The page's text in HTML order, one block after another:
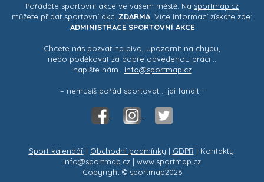
Pořádáte sportovní akce ve vašem městě. Na sportmap.cz
můžete přidat sportovní akci ZDARMA . Více informací získáte zde:
ADMINISTRACE SPORTOVNÍ AKCE
Chcete nás pozvat na pivo, upozornit na chybu,
nebo poděkovat za dobře odvedenou práci ..
napište nám.. info@sportmap.cz
– nemusíš pořád sportovat .. jdi fandit -
Sport kalendář| Obchodní podmínky | GDPR | Kontakty:
info@sportmap.cz | www.sportmap.cz
Copyright © sportmap2026